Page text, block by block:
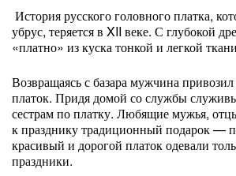
История русского головного платка,
убрус, теряется в XII веке. С глубокой
«платно» из куска тонкой и легкой
Возвращаясь с базара мужчина
платок. Придя домой со службы
сестрам по платку. Любящие мужья,
к празднику традиционный подарок —
красивый и дорогой платок одевали
праздники.